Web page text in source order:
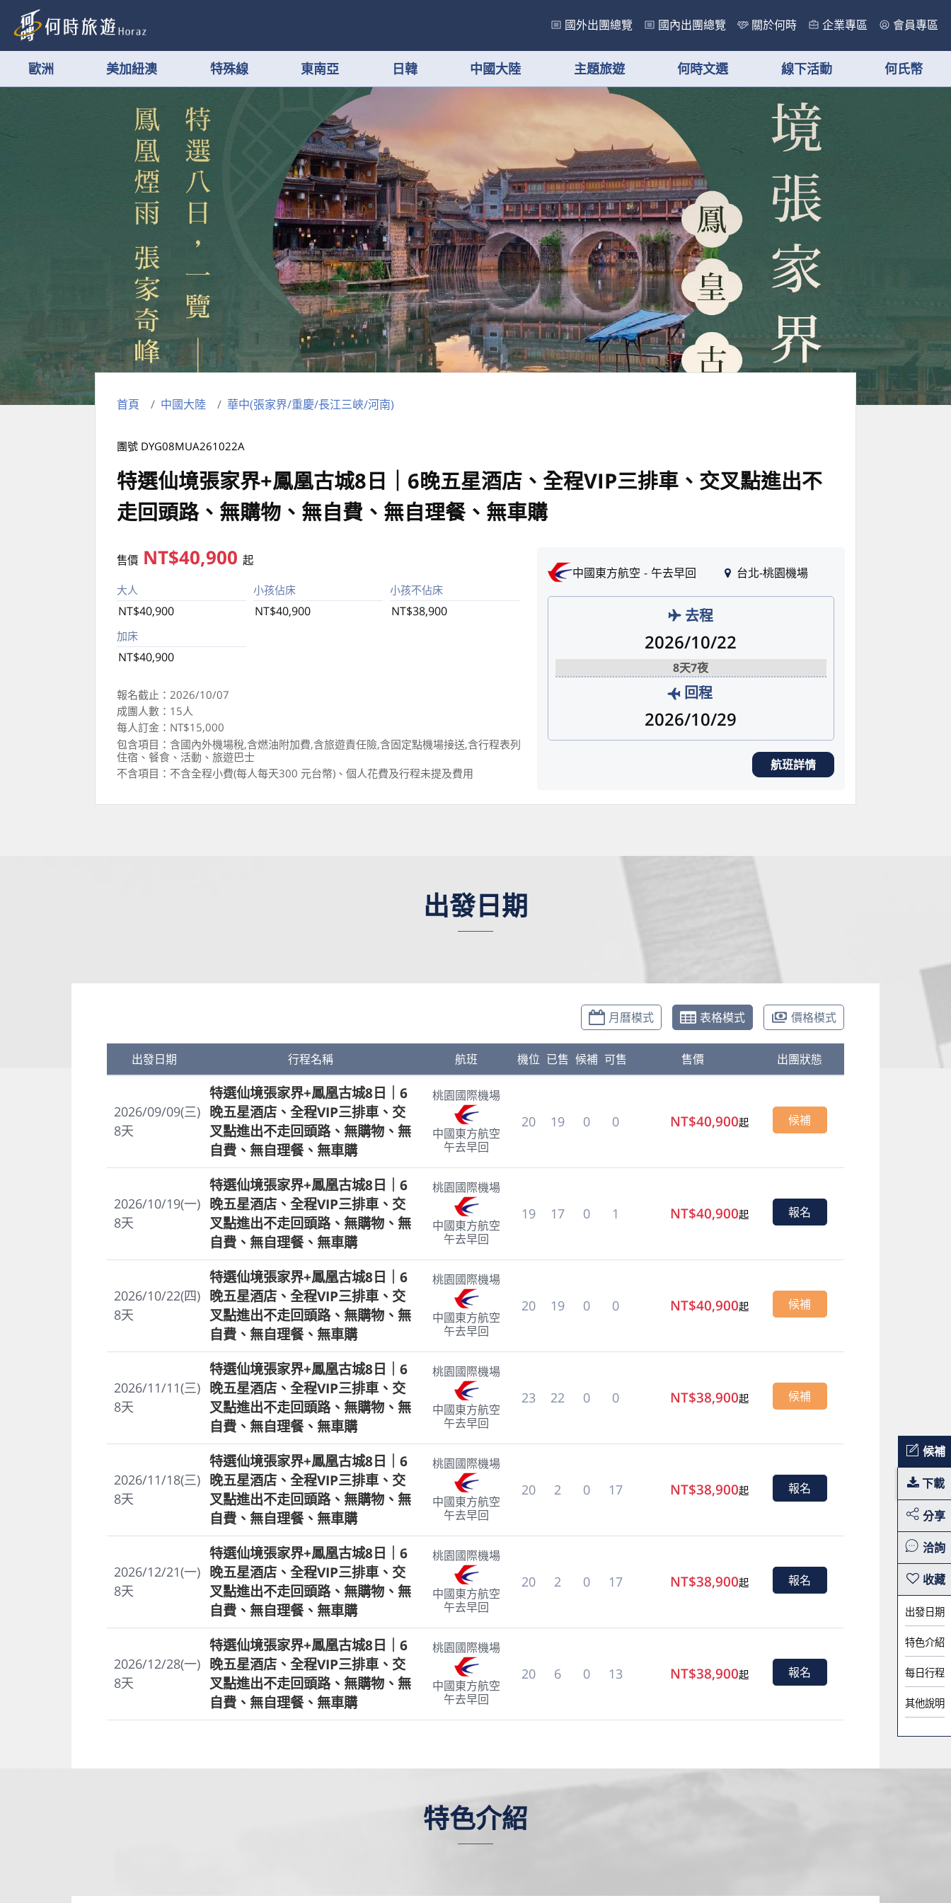
國外出團總覽 國內出團總覽 關於何時 企業專區 會員專區
歐洲 美加紐澳 特殊線 東南亞 日韓 中國大陸 主題旅遊 何時文選 線下活動 何氏幣
候補
下載
分享
洽詢
特色介紹
每日行程
其他說明
出發日期
首頁 中國大陸 華中(張家界/重慶/長江三峽/河南)
團號 DYG08MUA261022A
特選仙境張家界+鳳凰古城8日｜6晚五星酒店、全程VIP三排車、交叉點進出不
走回頭路、無購物、無自費、無自理餐、無車購
售價 NT$40,900起
大人
NT$40,900
小孩佔床
NT$40,900
小孩不佔床
NT$38,900
加床
NT$40,900
報名截止：2026/10/07
成團人數：15人
每人訂金：NT$15,000
包含項目：含國內外機場稅,含燃油附加費,含旅遊責任險,含固定點機場接送,含行程表列
住宿、餐食、活動、旅遊巴士
不含項目：不含全程小費(每人每天300 元台幣)、個人花費及行程未提及費用
中國東方航空 午去早回 台北-桃園機場
去程
2026/10/22
8天7夜
回程
2026/10/29
航班詳情
特色介紹
出發日期
月曆模式 表格模式 價格模式
出發日期 行程名稱 航班 機位 已售 候補 可售 售價 出團狀態
2026/09/09(三)
8天
特選仙境張家界+鳳凰古城8日｜6
晚五星酒店、全程VIP三排車、交
叉點進出不走回頭路、無購物、無
自費、無自理餐、無車購
桃園國際機場
中國東方航空
午去早回
20 19 0 0 NT$40,900起 候補
2026/10/19(一)
8天
特選仙境張家界+鳳凰古城8日｜6
晚五星酒店、全程VIP三排車、交
叉點進出不走回頭路、無購物、無
自費、無自理餐、無車購
桃園國際機場
中國東方航空
午去早回
19 17 0 1 NT$40,900起 報名
2026/10/22(四)
8天
特選仙境張家界+鳳凰古城8日｜6
晚五星酒店、全程VIP三排車、交
叉點進出不走回頭路、無購物、無
自費、無自理餐、無車購
桃園國際機場
中國東方航空
午去早回
20 19 0 0 NT$40,900起 候補
2026/11/11(三)
8天
特選仙境張家界+鳳凰古城8日｜6
晚五星酒店、全程VIP三排車、交
叉點進出不走回頭路、無購物、無
自費、無自理餐、無車購
桃園國際機場
中國東方航空
午去早回
23 22 0 0 NT$38,900起 候補
2026/11/18(三)
8天
特選仙境張家界+鳳凰古城8日｜6
晚五星酒店、全程VIP三排車、交
叉點進出不走回頭路、無購物、無
自費、無自理餐、無車購
桃園國際機場
中國東方航空
午去早回
20 2 0 17 NT$38,900起 報名
2026/12/21(一)
8天
特選仙境張家界+鳳凰古城8日｜6
晚五星酒店、全程VIP三排車、交
叉點進出不走回頭路、無購物、無
自費、無自理餐、無車購
桃園國際機場
中國東方航空
午去早回
20 2 0 17 NT$38,900起 報名
2026/12/28(一)
8天
特選仙境張家界+鳳凰古城8日｜6
晚五星酒店、全程VIP三排車、交
叉點進出不走回頭路、無購物、無
自費、無自理餐、無車購
桃園國際機場
中國東方航空
午去早回
20 6 0 13 NT$38,900起 報名